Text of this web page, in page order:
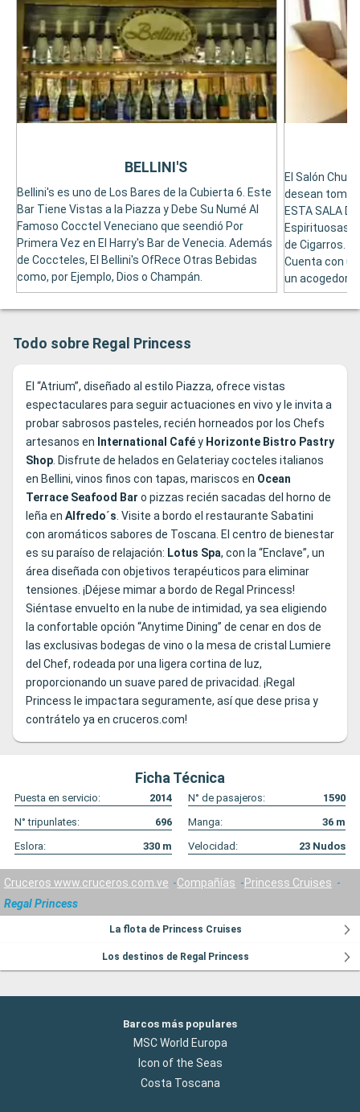
Bellini's es uno de Los Bares de la Cubierta 6. Este
Bar Tiene Vistas a la Piazza y Debe Su Numé Al
Famoso Cocctel Veneciano que seendió Por
Primera Vez en El Harry's Bar de Venecia. Además
de Coccteles, El Bellini's OfRece Otras Bebidas
como, por Ejemplo, Dios o Champán.
BELLINI'S
El Salón
desean tomar
ESTA SALA
Espirituosas
de Cigarros.
Cuenta con
un acogedor
Todo sobre Regal Princess
El “Atrium”, diseñado al estilo Piazza, ofrece vistas
espectaculares para seguir actuaciones en vivo y le invita a
probar sabrosos pasteles, recién horneados por los Chefs
artesanos en International Caféy Horizonte Bistro Pastry
Shop. Disfrute de helados en Gelateriay cocteles italianos
en Bellini, vinos finos con tapas, mariscos en Ocean
Terrace Seafood Bar o pizzas recién sacadas del horno de
leña en Alfredo´s. Visite a bordo el restaurante Sabatini
con aromáticos sabores de Toscana. El centro de bienestar
es su paraíso de relajación: Lotus Spa, con la “Enclave”, un
área diseñada con objetivos terapéuticos para eliminar
tensiones. ¡Déjese mimar a bordo de Regal Princess!
Siéntase envuelto en la nube de intimidad, ya sea eligiendo
la confortable opción “Anytime Dining” de cenar en dos de
las exclusivas bodegas de vino o la mesa de cristal Lumiere
del Chef, rodeada por una ligera cortina de luz,
proporcionando un suave pared de privacidad. ¡Regal
Princess le impactara seguramente, así que dese prisa y
contrátelo ya en cruceros.com!
Ficha Técnica
Puesta en servicio: 2014 N° de pasajeros:
1590
N° tripunlates:
696 Manga: 36 m
Eslora:
330 m Velocidad: 23 Nudos
Cruceros www.cruceros.com.ve Compañías
Princess Cruises
Regal Princess
La flota de Princess Cruises
Los destinos de Regal Princess
Barcos más populares
MSC World Europa
Icon of the Seas
Costa Toscana